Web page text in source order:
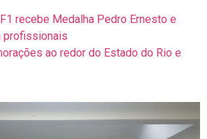
recebe Medalha Pedro Ernesto e
profissionais
ao redor do Estado do Rio e